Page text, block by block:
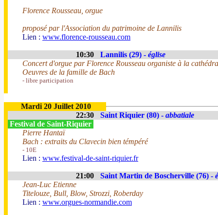
Florence Rousseau, orgue
proposé par l'Association du patrimoine de Lannilis
Lien : www.florence-rousseau.com
10:30 Lannilis (29) - église
Concert d'orgue par Florence Rousseau organiste à la
Oeuvres de la famille de Bach
- libre participation
Mardi 20 Juillet 2010
22:30
Saint Riquier (80) - abbatiale
Festival de Saint-Riquier
Pierre Hantaï
Bach : extraits du Clavecin bien témpéré
- 10E
Lien : www.festival-de-saint-riquier.fr
21:00 Saint Martin de Boscherville (76) -
Jean-Luc Etienne
Titelouze, Bull, Blow, Strozzi, Roberday
Lien : www.orgues-normandie.com